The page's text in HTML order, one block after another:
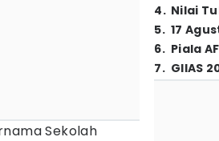
Sekolah
4. Nilai
5. 17
6. Piala
7. GIIAS